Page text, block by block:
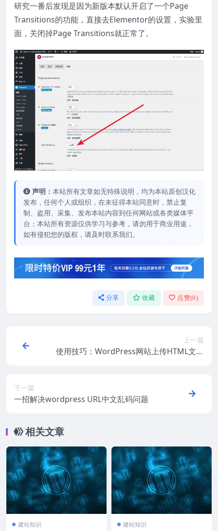
研究一番后发现是因为新版本默认开启了一个Page
Transitions的功能，直接去Elementor的设置，实验里
面，关闭掉Page Transitions就正常了。
声明： 本站所有文章如无特殊说明，均为本站原创汉化
发布，任何个人或组织，在未征得本站同意时，禁止复
制、盗用、采集、发布本站内容到任何网站或各类媒体平
台；本站所有资源仅供学习与参考，请勿用于商业用途，
如有侵犯您的版权，请及时联系我们。
分享 收藏 点赞(0)
上一篇
使用技巧：WordPress网站上传HTML文件
下一篇
一招解决wordpress URL中文乱码问题
相关文章
建站知识 建站知识